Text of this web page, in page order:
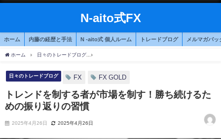
N-aito式FX
ホーム 内藤の経歴と手法 N -aito式 個人ルーム トレードブログ メルマガバ
ホーム 日々のトレードブログ
日々のトレードブログ FX FX GOLD
トレンドを制する者が市場を制す！勝ち続けるた
めの振り返りの習慣
2025年4月26日 2025年4月26日